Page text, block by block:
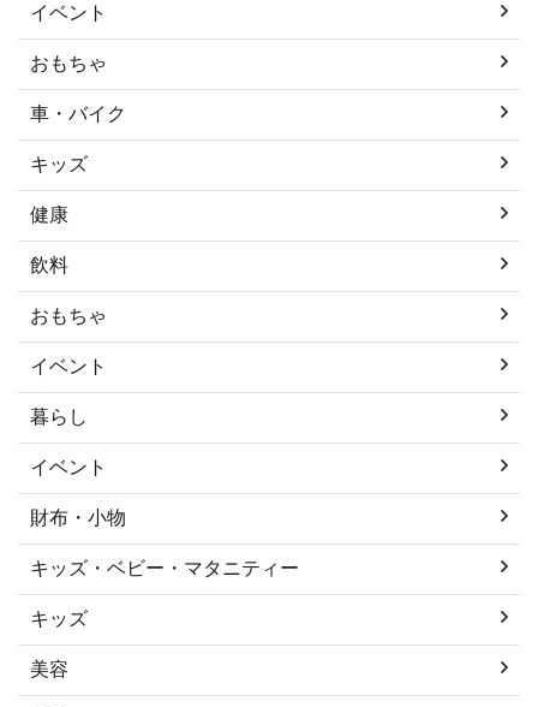
イベント
おもちゃ
車・バイク
キッズ
健康
飲料
おもちゃ
イベント
暮らし
イベント
財布・小物
キッズ・ベビー・マタニティー
キッズ
美容